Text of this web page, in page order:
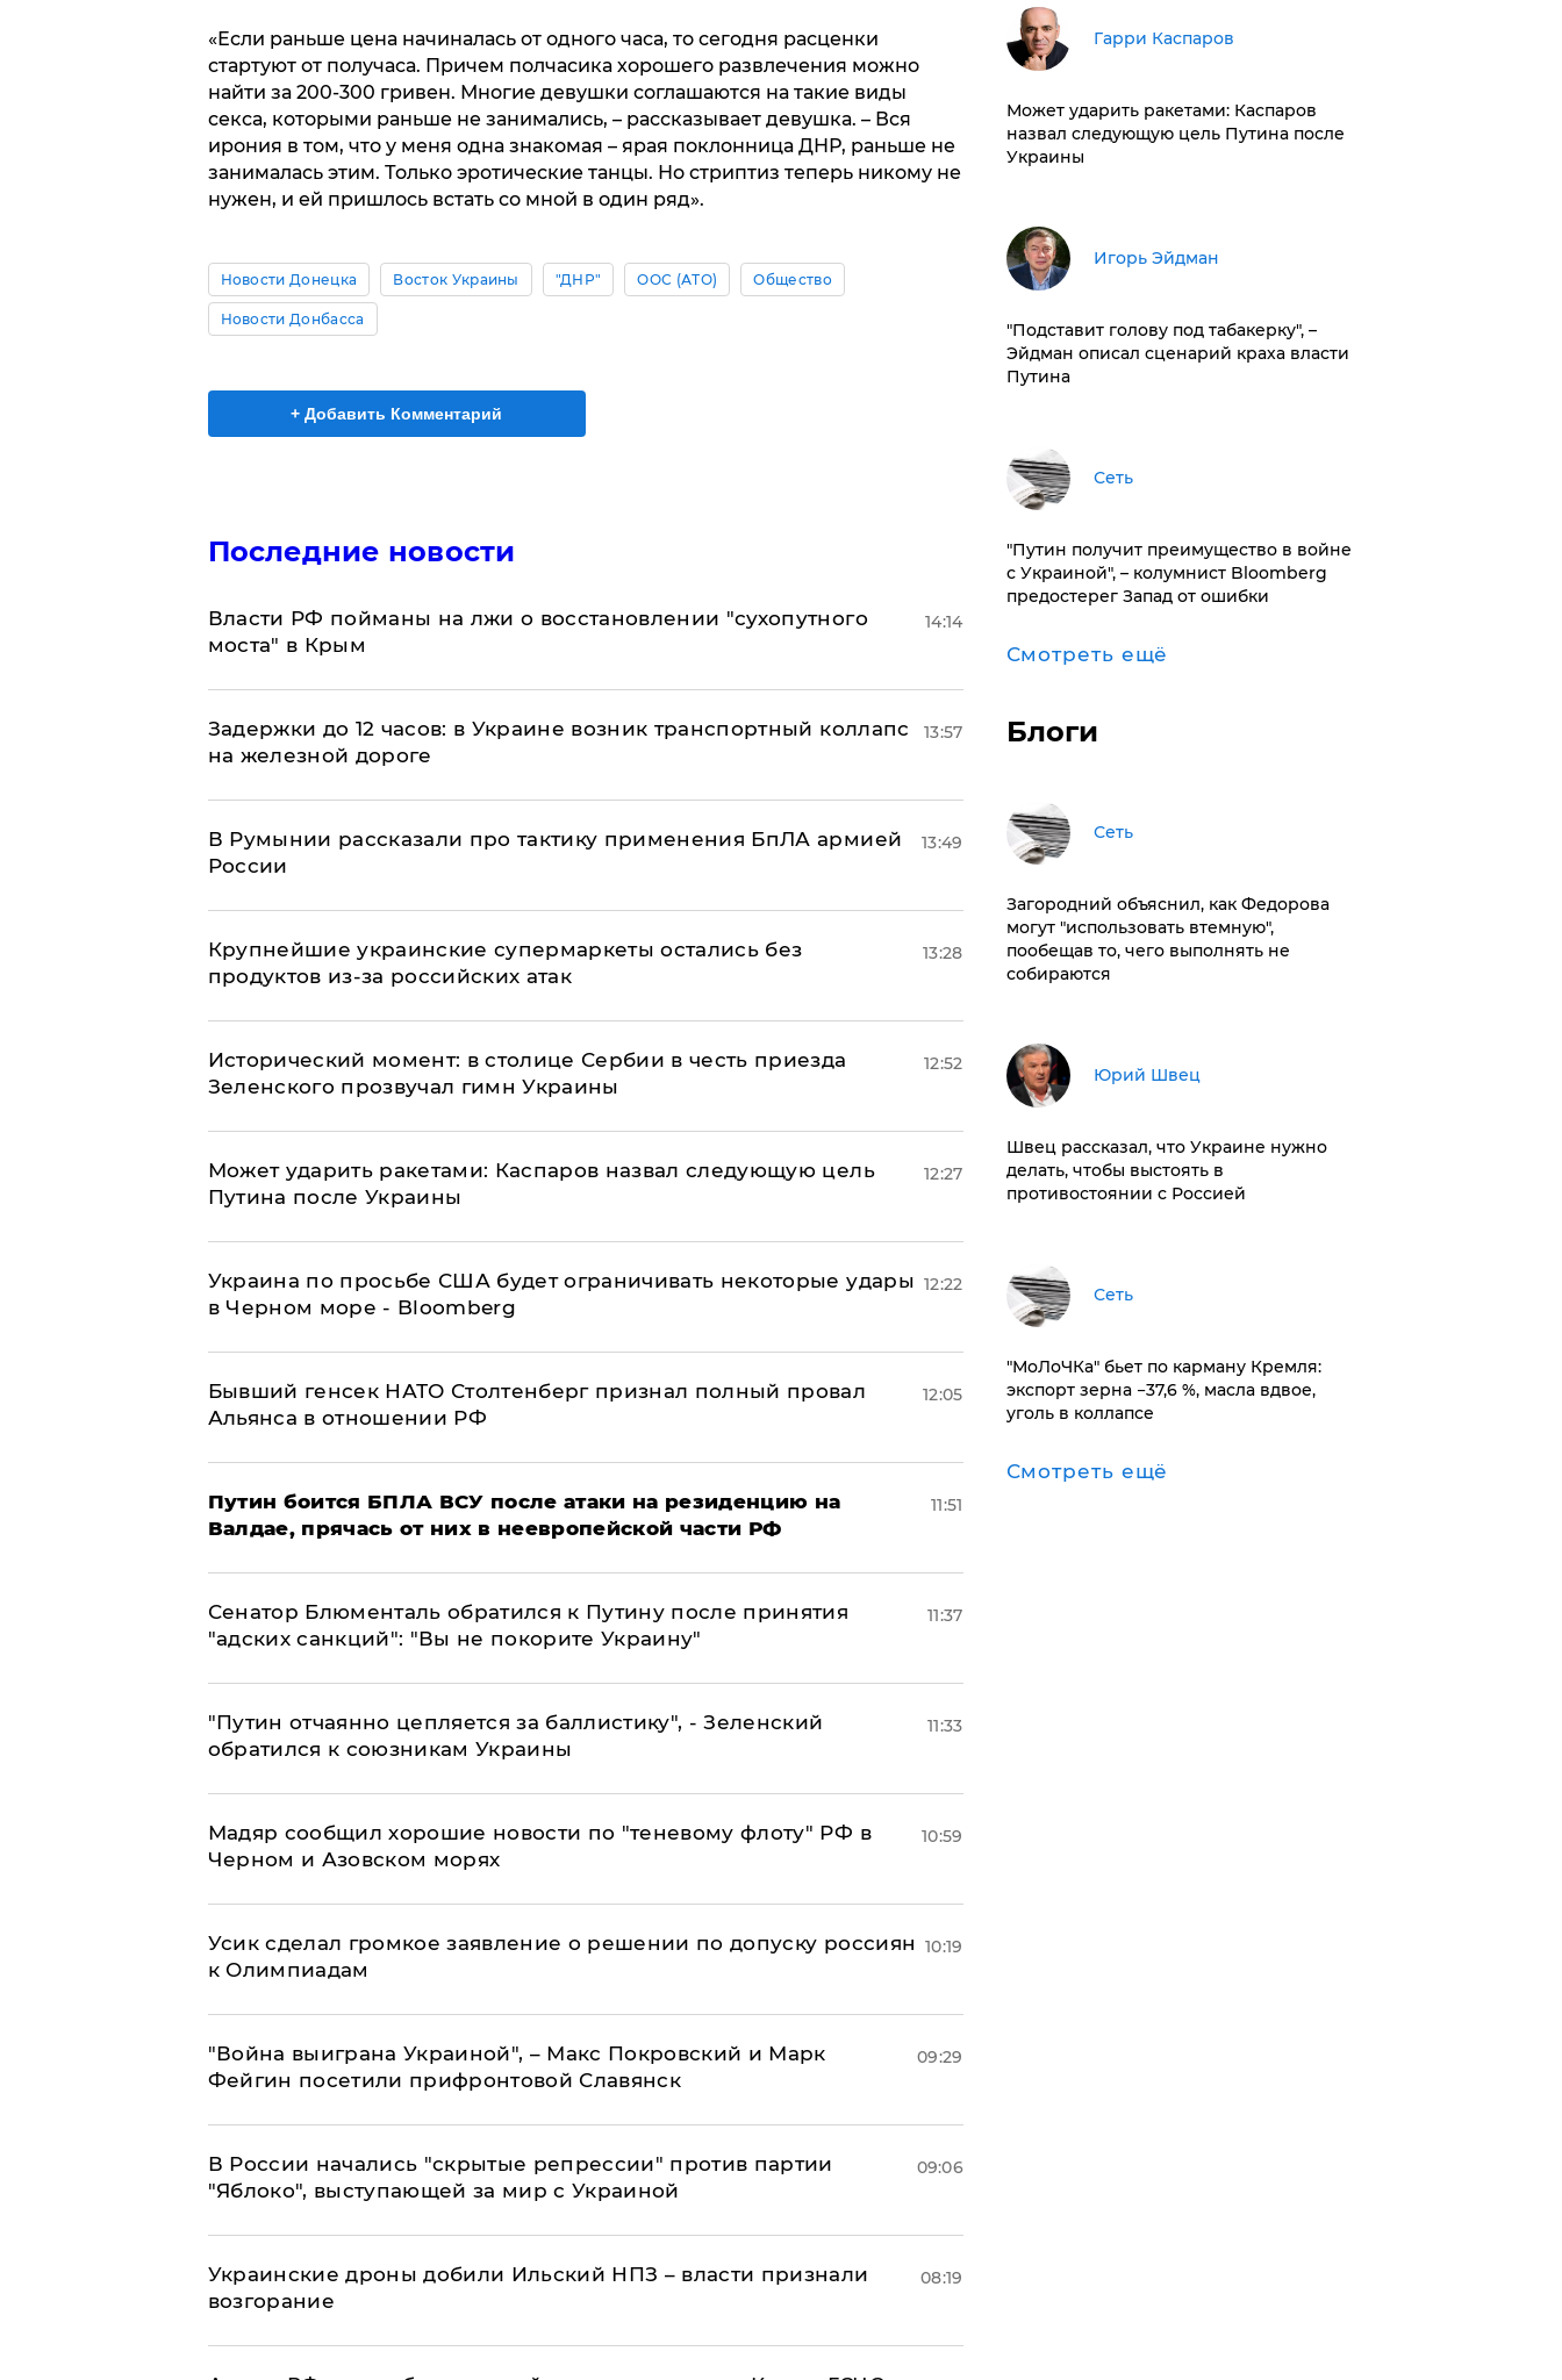
«Если раньше цена начиналась от одного часа, то сегодня расценки
стартуют от получаса. Причем полчасика хорошего развлечения можно
найти за 200-300 гривен. Многие девушки соглашаются на такие виды
секса, которыми раньше не занимались, – рассказывает девушка. – Вся
ирония в том, что у меня одна знакомая – ярая поклонница ДНР, раньше не
занималась этим. Только эротические танцы. Но стриптиз теперь никому не
нужен, и ей пришлось встать со мной в один ряд».
Новости Донецка Восток Украины "ДНР" ООС (АТО) Общество
Новости Донбасса
+ Добавить Комментарий
Последние новости
Власти РФ пойманы на лжи о восстановлении "сухопутного
моста" в Крым
14:14
Задержки до 12 часов: в Украине возник транспортный коллапс
на железной дороге
13:57
В Румынии рассказали про тактику применения БпЛА армией
России
13:49
Крупнейшие украинские супермаркеты остались без
продуктов из-за российских атак
13:28
Исторический момент: в столице Сербии в честь приезда
Зеленского прозвучал гимн Украины
12:52
Может ударить ракетами: Каспаров назвал следующую цель
Путина после Украины
12:27
Украина по просьбе США будет ограничивать некоторые удары
в Черном море - Bloomberg
12:22
Бывший генсек НАТО Столтенберг признал полный провал
Альянса в отношении РФ
12:05
Путин боится БПЛА ВСУ после атаки на резиденцию на
Валдае, прячась от них в неевропейской части РФ
11:51
Сенатор Блюменталь обратился к Путину после принятия
"адских санкций": "Вы не покорите Украину"
11:37
"Путин отчаянно цепляется за баллистику", - Зеленский
обратился к союзникам Украины
11:33
Мадяр сообщил хорошие новости по "теневому флоту" РФ в
Черном и Азовском морях
10:59
Усик сделал громкое заявление о решении по допуску россиян
к Олимпиадам
10:19
"Война выиграна Украиной", – Макс Покровский и Марк
Фейгин посетили прифронтовой Славянск
09:29
В России начались "скрытые репрессии" против партии
"Яблоко", выступающей за мир с Украиной
09:06
Украинские дроны добили Ильский НПЗ – власти признали
возгорание
08:19
Гарри Каспаров
Может ударить ракетами: Каспаров
назвал следующую цель Путина после
Украины
Игорь Эйдман
​"Подставит голову под табакерку", –
Эйдман описал сценарий краха власти
Путина
Сеть
"Путин получит преимущество в войне
с Украиной", – колумнист Bloomberg
предостерег Запад от ошибки
Смотреть ещё
Блоги
Сеть
Загородний объяснил, как Федорова
могут "использовать втемную",
пообещав то, чего выполнять не
собираются
Юрий Швец
Швец рассказал, что Украине нужно
делать, чтобы выстоять в
противостоянии с Россией
Сеть
​"МоЛоЧКа" бьет по карману Кремля:
экспорт зерна −37,6 %, масла вдвое,
уголь в коллапсе
Смотреть ещё